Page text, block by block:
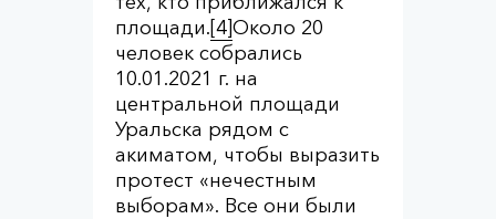
площади.[4]Около 20
человек собрались
10.01.2021 г. на
центральной площади
Уральска рядом с
акиматом, чтобы выразить
протест «нечестным
выборам». Все они были